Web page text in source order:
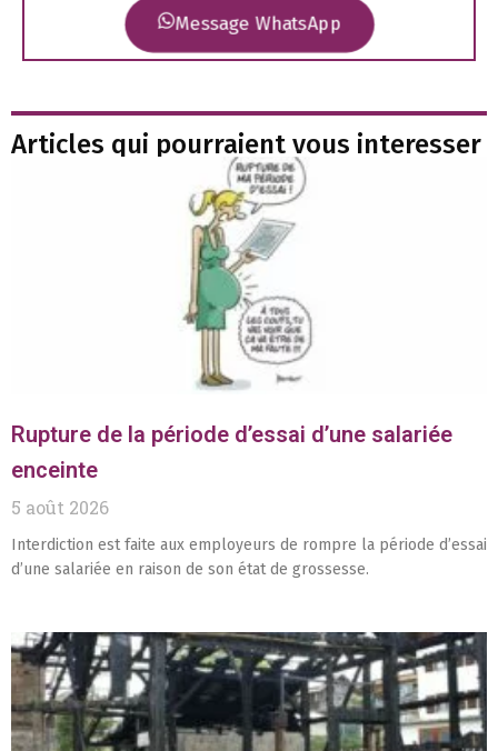
Message WhatsApp
Articles qui pourraient vous interesser
Rupture de la période d’essai d’une salariée
enceinte
5 août 2026
Interdiction est faite aux employeurs de rompre la période d’essai
d’une salariée en raison de son état de grossesse.